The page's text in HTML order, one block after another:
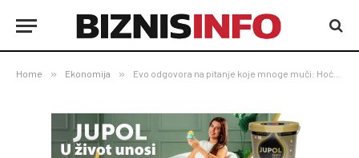
Home » Ekonomija » Evo odgovora na pitanje koje mnoge muči: Hoće li keš uskoro izumrijeti!